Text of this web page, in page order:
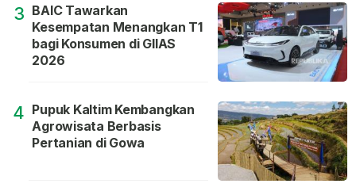
3 BAIC Tawarkan
Kesempatan Menangkan T1
bagi Konsumen di GIIAS
2026
4 Pupuk Kaltim Kembangkan
Agrowisata Berbasis
Pertanian di Gowa